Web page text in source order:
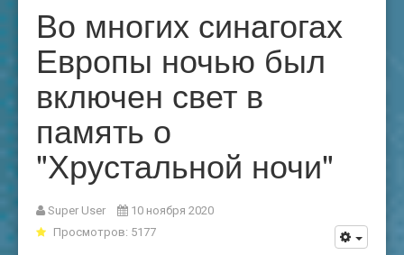
Во многих синагогах
Европы ночью был
включен свет в
память о
"Хрустальной ночи"
Super User
10 ноября 2020
Просмотров: 5177